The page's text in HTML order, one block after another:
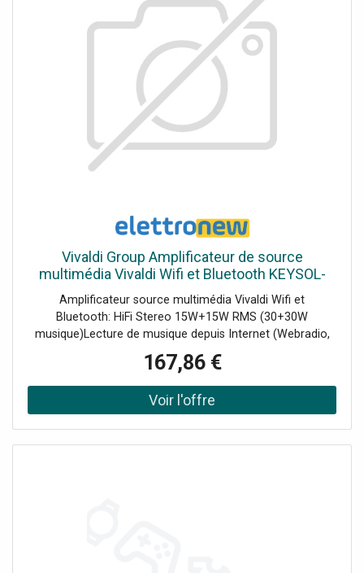
Vivaldi Group Amplificateur de source
multimédia Vivaldi Wifi et Bluetooth KEYSOL-
15S
Amplificateur source multimédia Vivaldi Wifi et
Bluetooth: HiFi Stereo 15W+15W RMS (30+30W
musique)Lecture de musique depuis Internet (Webradio,
Spotify ), depuis l'USB ou depuis vos appareils via
Bluetooth ou AirPlayTéléchargez l'application gratuite
VIVALDI sur Play Store et App Store
167,86 €